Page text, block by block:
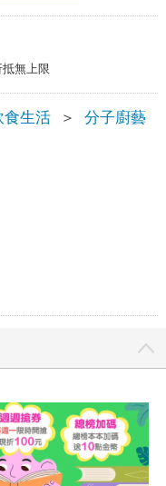
抵無上限
食生活 ＞ 分子廚藝